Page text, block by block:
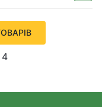
4